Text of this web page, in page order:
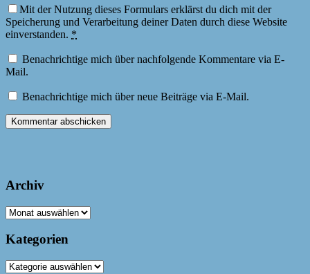
Mit der Nutzung dieses Formulars erklärst du dich mit der
Speicherung und Verarbeitung deiner Daten durch diese Website
einverstanden. *
Benachrichtige mich über nachfolgende Kommentare via E-
Mail.
Benachrichtige mich über neue Beiträge via E-Mail.
Archiv
Archiv
Kategorien
Kategorien